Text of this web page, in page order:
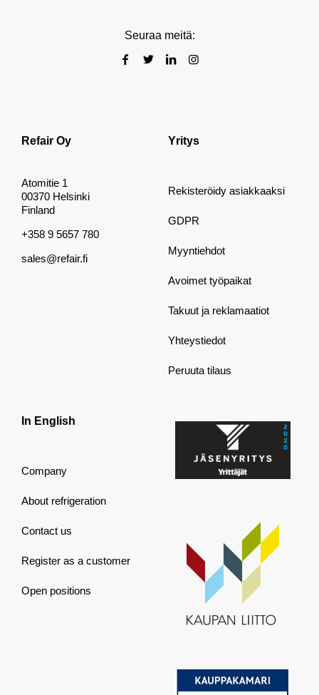
Seuraa meitä:
Refair Oy
Atomitie 1
00370 Helsinki
Finland
+358 9 5657 780
sales@refair.fi
Yritys
Rekisteröidy asiakkaaksi
GDPR
Myyntiehdot
Avoimet työpaikat
Takuut ja reklamaatiot
Yhteystiedot
Peruuta tilaus
In English
Company
About refrigeration
Contact us
Register as a customer
Open positions